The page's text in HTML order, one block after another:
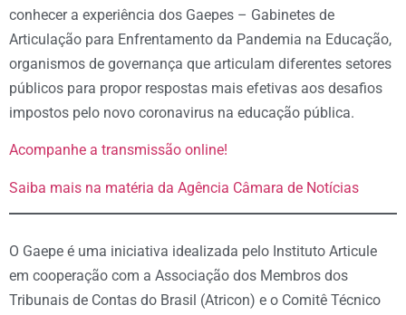
conhecer a experiência dos Gaepes – Gabinetes de
Articulação para Enfrentamento da Pandemia na Educação,
organismos de governança que articulam diferentes setores
públicos para propor respostas mais efetivas aos desafios
impostos pelo novo coronavirus na educação pública.
Acompanhe a transmissão online!
Saiba mais na matéria da Agência Câmara de Notícias
O Gaepe é uma iniciativa idealizada pelo Instituto Articule
em cooperação com a Associação dos Membros dos
Tribunais de Contas do Brasil (Atricon) e o Comitê Técnico